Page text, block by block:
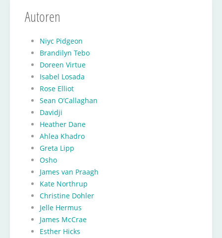
Autoren
Niyc Pidgeon
Brandilyn Tebo
Doreen Virtue
Isabel Losada
Rose Elliot
Sean O’Callaghan
Davidji
Heather Dane
Ahlea Khadro
Greta Lipp
Osho
James van Praagh
Kate Northrup
Christine Dohler
Jelle Hermus
James McCrae
Esther Hicks